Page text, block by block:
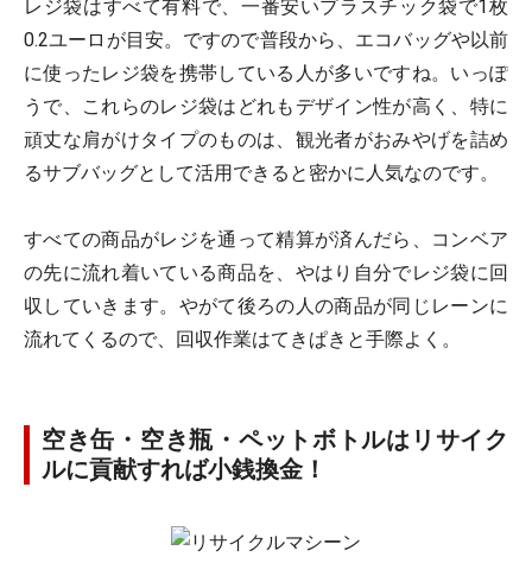
レジ袋はすべて有料で、一番安いプラスチック袋で1枚
0.2ユーロが目安。ですので普段から、エコバッグや以前
に使ったレジ袋を携帯している人が多いですね。いっぽ
うで、これらのレジ袋はどれもデザイン性が高く、特に
頑丈な肩がけタイプのものは、観光者がおみやげを詰め
るサブバッグとして活用できると密かに人気なのです。
すべての商品がレジを通って精算が済んだら、コンベア
の先に流れ着いている商品を、やはり自分でレジ袋に回
収していきます。やがて後ろの人の商品が同じレーンに
流れてくるので、回収作業はてきぱきと手際よく。
空き缶・空き瓶・ペットボトルはリサイク
ルに貢献すれば小銭換金！